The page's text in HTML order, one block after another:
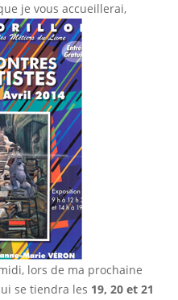
je vous accueillerai,
lors de ma prochaine
se tiendra les 19, 20 et 21